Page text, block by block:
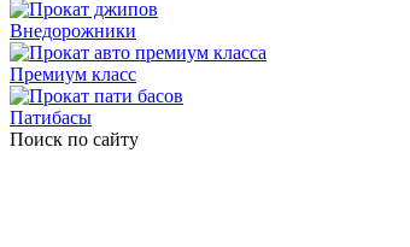
Внедорожники
Премиум класс
Патибасы
Поиск по сайту